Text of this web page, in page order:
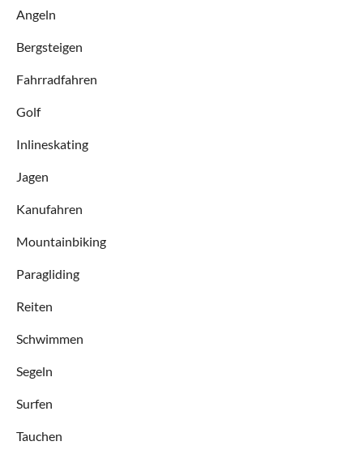
Angeln
Bergsteigen
Fahrradfahren
Golf
Inlineskating
Jagen
Kanufahren
Mountainbiking
Paragliding
Reiten
Schwimmen
Segeln
Surfen
Tauchen